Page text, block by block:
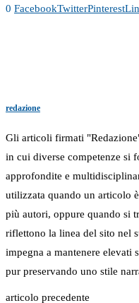
0 FacebookTwitterPinterest
redazione
Gli articoli firmati
in cui diverse competenze si
approfondite e
utilizzata quando un articolo
più autori, oppure quando si
riflettono la linea del sito nel
impegna a mantenere elevati
pur preservando uno stile
articolo precedente